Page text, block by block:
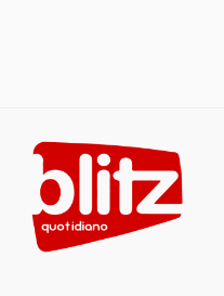
content